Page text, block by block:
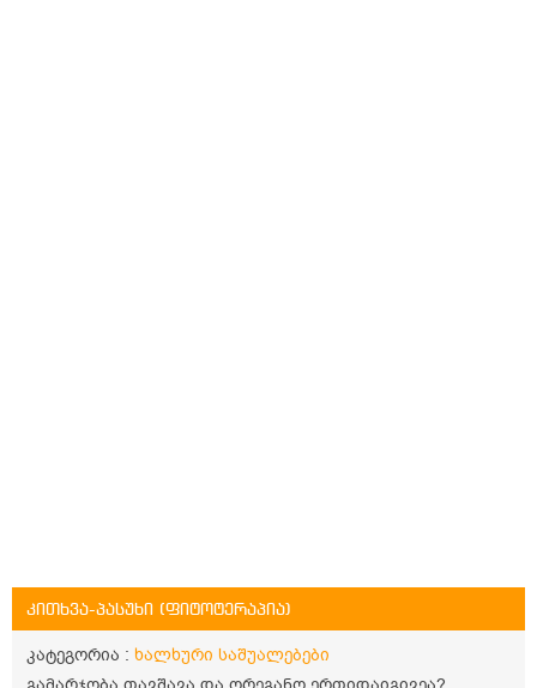
კითხვა-პასუხი (ფიტოტერაპია)
კატეგორია : ხალხური საშუალებები